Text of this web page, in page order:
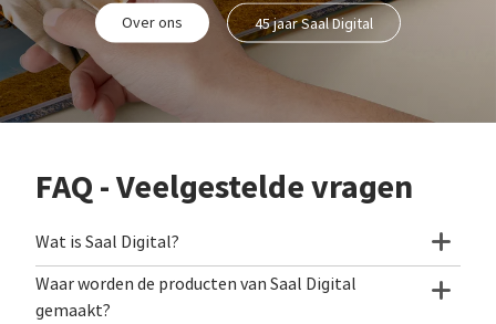
Over ons 45 jaar Saal Digital
FAQ - Veelgestelde vragen
Wat is Saal Digital?
Waar worden de producten van Saal Digital
gemaakt?